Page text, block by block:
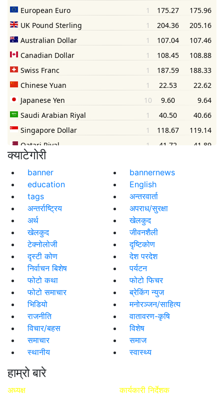
क्याटेगोरी
banner
bannernews
education
English
tags
अन्तरवार्ता
अन्तर्राष्ट्रिय
अपराध/सुरक्षा
अर्थ
खेलकुद
खेलकुद
जीवनशैली
टेक्नोलोजी
दृष्टिकोण
दृस्टी कोण
देश परदेश
निर्वाचन बिशेष
पर्यटन
फोटो कथा
फोटो फिचर
फोटो समाचार
ब्रेकिंग न्युज
भिडियो
मनोरञ्जन/साहित्य
राजनीति
वातावरण-कृषि
विचार/बहस
विशेष
समाचार
समाज
स्थानीय
स्वास्थ्य
हाम्रो बारे
अध्यक्ष
कार्यकारी निर्देशक